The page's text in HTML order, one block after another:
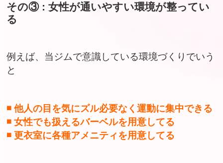
その③ : 女性が通いやすい環境が整ってい
る
例えば、当ジムで意識している環境づくりでいう
と
◾️ 他人の目を気にズル必要なく運動に集中できる
◾️ 女性でも扱えるバーベルを用意してる
◾️ 更衣室に各種アメニティを用意してる